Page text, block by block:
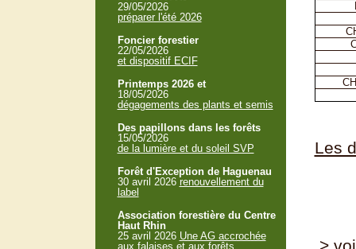
Les
29/05/2026
préparer l'été 2026
Foncier forestier
22/05/2026
et dispositif ECIF
Printemps 2026 et
18/05/2026
dégagements des plants et semis
Des papillons dans les forêts
15/05/2026
de la lumière et du soleil SVP
Forêt d'Exception de Haguenau
30 avril 2026 renouvellement du
label
Association forestière du Centre
Haut Rhin
25 avril 2026 Une AG accrochée
aux falaises et aux forêts